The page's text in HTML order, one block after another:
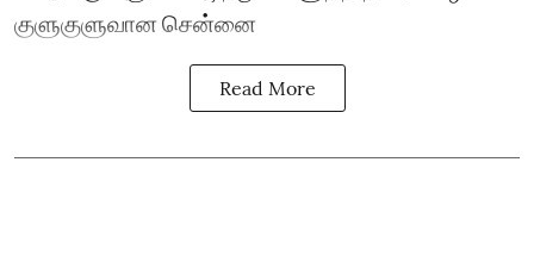
குளுகுளுவான சென்னை
Read More